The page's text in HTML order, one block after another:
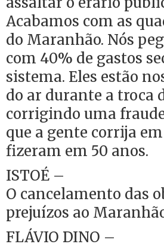
Acabamos com as
do Maranhão. Nós
com 40% de gastos
sistema. Eles estão
do ar durante a troca
corrigindo uma
que a gente corrija
fizeram em 50 anos.
ISTOÉ –
O cancelamento das
prejuízos ao
FLÁVIO DINO –